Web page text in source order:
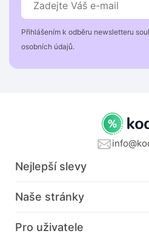
Přihlášením k odběru newsletteru
osobních údajů.
Nejlepší slevy
Naše stránky
Pro uživatele